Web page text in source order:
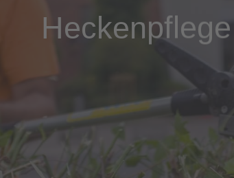
Heckenpflege